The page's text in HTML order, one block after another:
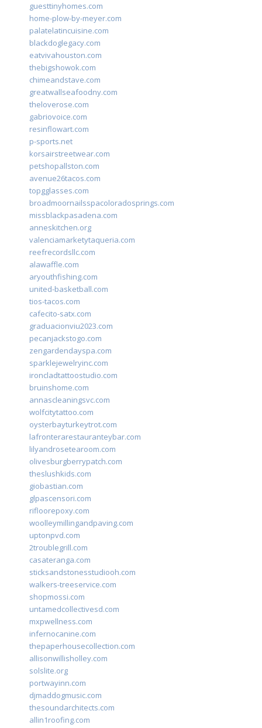
guesttinyhomes.com
home-plow-by-meyer.com
palatelatincuisine.com
blackdoglegacy.com
eatvivahouston.com
thebigshowok.com
chimeandstave.com
greatwallseafoodny.com
theloverose.com
gabriovoice.com
resinflowart.com
p-sports.net
korsairstreetwear.com
petshopallston.com
avenue26tacos.com
topgglasses.com
broadmoornailsspacoloradosprings.com
missblackpasadena.com
anneskitchen.org
valenciamarketytaqueria.com
reefrecordsllc.com
alawaffle.com
aryouthfishing.com
united-basketball.com
tios-tacos.com
cafecito-satx.com
graduacionviu2023.com
pecanjackstogo.com
zengardendayspa.com
sparklejewelryinc.com
ironcladtattoostudio.com
bruinshome.com
annascleaningsvc.com
wolfcitytattoo.com
oysterbayturkeytrot.com
lafronterarestauranteybar.com
lilyandrosetearoom.com
olivesburgberrypatch.com
theslushkids.com
giobastian.com
glpascensori.com
rifloorepoxy.com
woolleymillingandpaving.com
uptonpvd.com
2troublegrill.com
casateranga.com
sticksandstonesstudiooh.com
walkers-treeservice.com
shopmossi.com
untamedcollectivesd.com
mxpwellness.com
infernocanine.com
thepaperhousecollection.com
allisonwillisholley.com
solslite.org
portwayinn.com
djmaddogmusic.com
thesoundarchitects.com
allin1roofing.com